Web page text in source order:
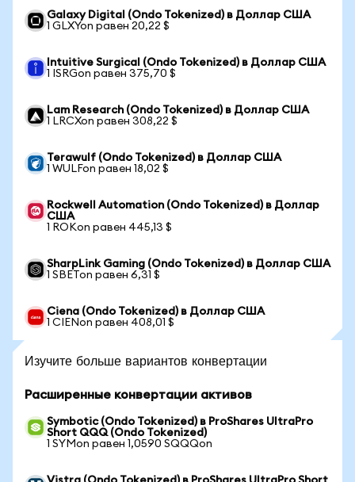
Galaxy Digital (Ondo Tokenized) в Доллар США
1 GLXYon равен 20,22 $
Intuitive Surgical (Ondo Tokenized) в Доллар США
1 ISRGon равен 375,70 $
Lam Research (Ondo Tokenized) в Доллар США
1 LRCXon равен 308,22 $
Terawulf (Ondo Tokenized) в Доллар США
1 WULFon равен 18,02 $
Rockwell Automation (Ondo Tokenized) в Доллар
США
1 ROKon равен 445,13 $
SharpLink Gaming (Ondo Tokenized) в Доллар США
1 SBETon равен 6,31 $
Ciena (Ondo Tokenized) в Доллар США
1 CIENon равен 408,01 $
Изучите больше вариантов конвертации
Расширенные конвертации активов
Symbotic (Ondo Tokenized) в ProShares UltraPro
Short QQQ (Ondo Tokenized)
1 SYMon равен 1,0590 SQQQon